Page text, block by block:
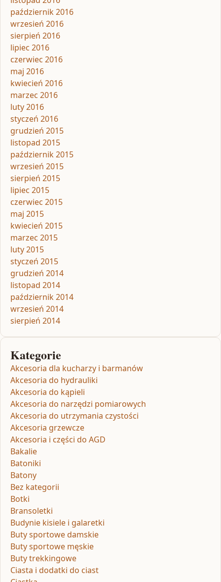
październik 2016
wrzesień 2016
sierpień 2016
lipiec 2016
czerwiec 2016
maj 2016
kwiecień 2016
marzec 2016
luty 2016
styczeń 2016
grudzień 2015
listopad 2015
październik 2015
wrzesień 2015
sierpień 2015
lipiec 2015
czerwiec 2015
maj 2015
kwiecień 2015
marzec 2015
luty 2015
styczeń 2015
grudzień 2014
listopad 2014
październik 2014
wrzesień 2014
sierpień 2014
Kategorie
Akcesoria dla kucharzy i barmanów
Akcesoria do hydrauliki
Akcesoria do kąpieli
Akcesoria do narzędzi pomiarowych
Akcesoria do utrzymania czystości
Akcesoria grzewcze
Akcesoria i części do AGD
Bakalie
Batoniki
Batony
Bez kategorii
Botki
Bransoletki
Budynie kisiele i galaretki
Buty sportowe damskie
Buty sportowe męskie
Buty trekkingowe
Ciasta i dodatki do ciast